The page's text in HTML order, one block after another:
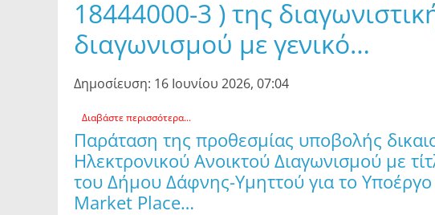
18444000-3 ) της
διαγωνισμού με γενικό…
Δημοσίευση: 16 Ιουνίου 2026, 07:04
Διαβάστε περισσότερα...
Παράταση της προθεσμίας υποβολής
Ηλεκτρονικού Ανοικτού Διαγωνισμού με
του Δήμου Δάφνης-Υμηττού για το
Market Place…